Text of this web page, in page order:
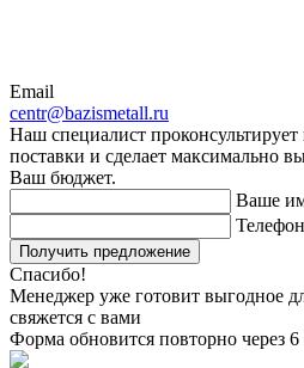
Email
centr@bazismetall.ru
Наш специалист
поставки и сделает максимально
Ваш бюджет.
Ваше
Телефон
Получить предложение
Спасибо!
Менеджер уже готовит выгодное
свяжется с вами
Форма обновится повторно через 6